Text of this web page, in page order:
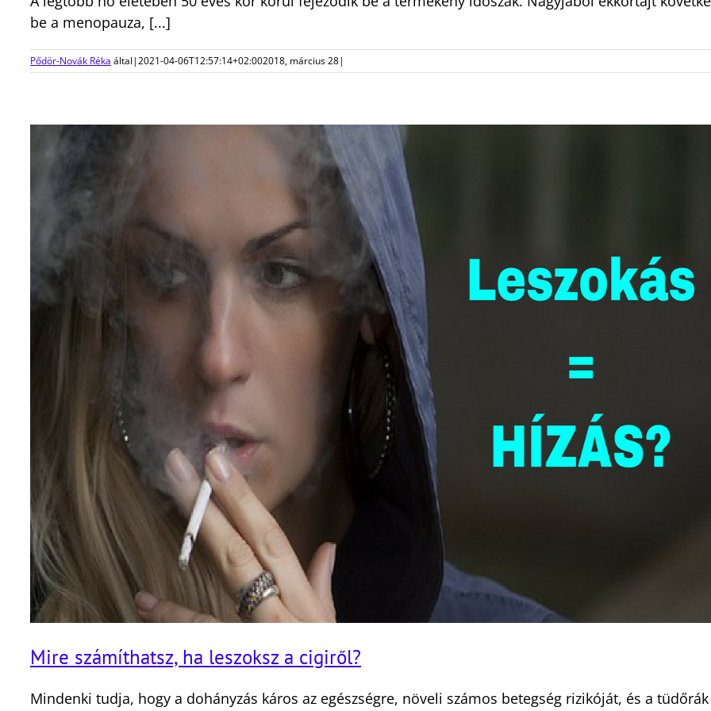
be a menopauza, [...]
Pődör-Novák Réka által|2021-04-06T12:57:14+02:002018, március 28|
Mire számíthatsz, ha leszoksz a cigiről?
Mindenki tudja, hogy a dohányzás káros az egészségre, növeli számos betegség rizikóját, és a